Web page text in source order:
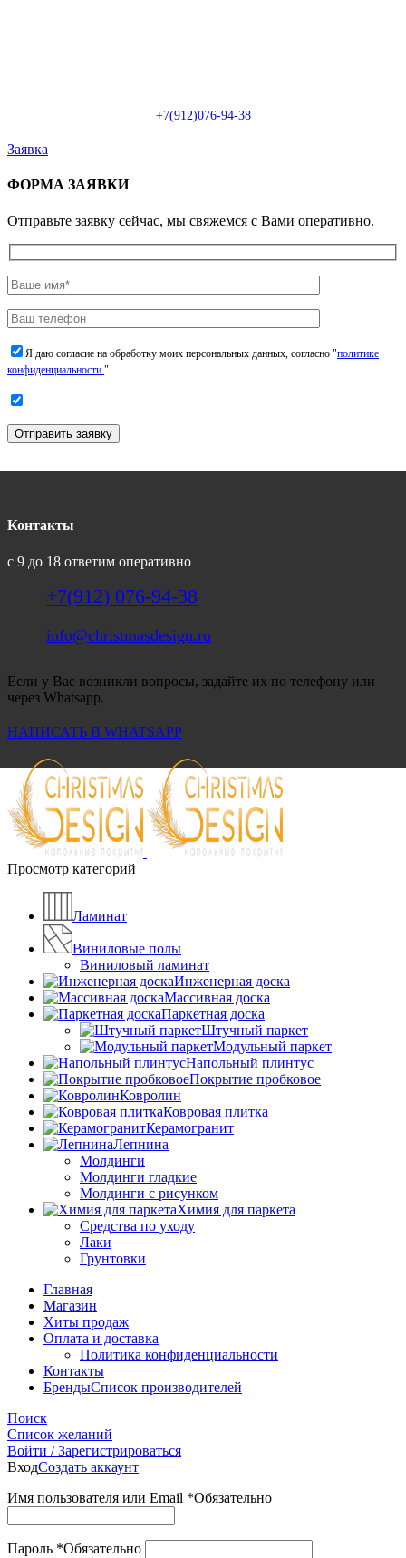
+7(912)076-94-38
Заявка
ФОРМА ЗАЯВКИ
Отправьте заявку сейчас, мы свяжемся с Вами оперативно.
Я даю согласие на обработку моих персональных данных, согласно "политике
конфиденциальности."
Отправить заявку
Контакты
с 9 до 18 ответим оперативно
+7(912) 076-94-38
info@christmasdesign.ru
Если у Вас возникли вопросы, задайте их по телефону или
через Whatsapp.
НАПИСАТЬ В WHATSAPP
Просмотр категорий
Ламинат
Виниловые полы
Виниловый ламинат
Инженерная доска
Массивная доска
Паркетная доска
Штучный паркет
Модульный паркет
Напольный плинтус
Покрытие пробковое
Ковролин
Ковровая плитка
Керамогранит
Лепнина
Молдинги
Молдинги гладкие
Молдинги с рисунком
Химия для паркета
Средства по уходу
Лаки
Грунтовки
Главная
Магазин
Хиты продаж
Оплата и доставка
Политика конфиденциальности
Контакты
БрендыСписок производителей
Поиск
Список желаний
Войти / Зарегистрироваться
ВходСоздать аккаунт
Имя пользователя или Email *Обязательно
Пароль *Обязательно